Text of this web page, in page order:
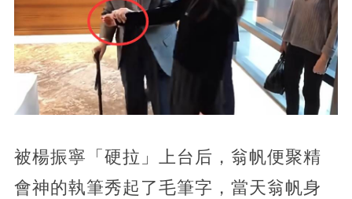
被楊振寧「硬拉」上台后，翁帆便聚精
會神的執筆秀起了毛筆字，當天翁帆身